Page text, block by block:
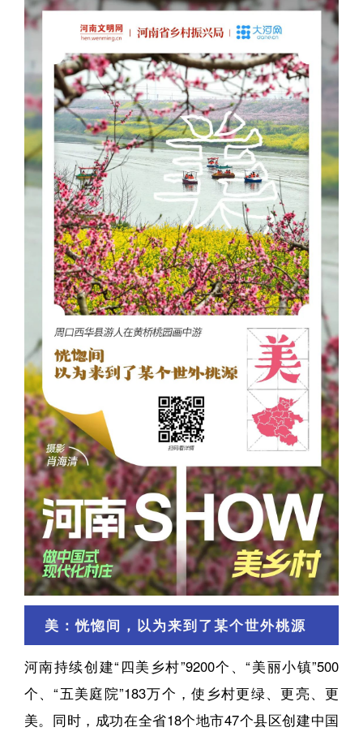
美：恍惚间，以为来到了某个世外桃源
河南持续创建“四美乡村”9200个、“美丽小镇”500
个、“五美庭院”183万个，使乡村更绿、更亮、更
美。同时，成功在全省18个地市47个县区创建中国